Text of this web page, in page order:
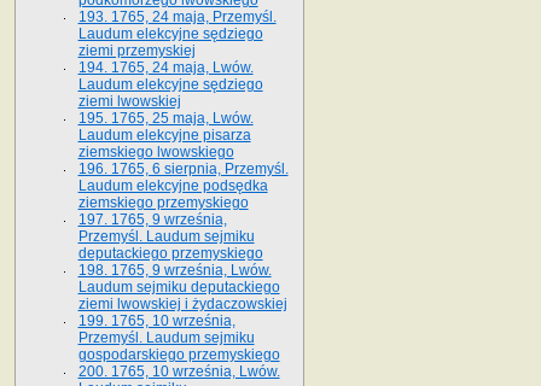
193. 1765, 24 maja, Przemyśl.
Laudum elekcyjne sędziego
ziemi przemyskiej
194. 1765, 24 maja, Lwów.
Laudum elekcyjne sędziego
ziemi lwowskiej
195. 1765, 25 maja, Lwów.
Laudum elekcyjne pisarza
ziemskiego lwowskiego
196. 1765, 6 sierpnia, Przemyśl.
Laudum elekcyjne podsędka
ziemskiego przemyskiego
197. 1765, 9 września,
Przemyśl. Laudum sejmiku
deputackiego przemyskiego
198. 1765, 9 września, Lwów.
Laudum sejmiku deputackiego
ziemi lwowskiej i żydaczowskiej
199. 1765, 10 września,
Przemyśl. Laudum sejmiku
gospodarskiego przemyskiego
200. 1765, 10 września, Lwów.